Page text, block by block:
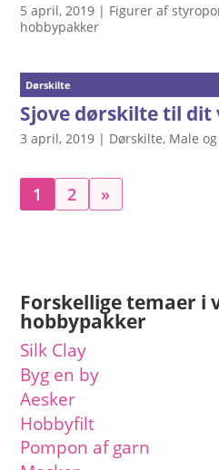
5 april, 2019 | Figurer af
hobbypakker
Dørskilte
Sjove dørskilte til
3 april, 2019 | Dørskilte, Male
1 2 »
Forskellige temaer i
hobbypakker
Silk Clay
Byg en by
Aesker
Hobbyfilt
Pompon af garn